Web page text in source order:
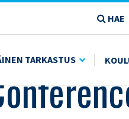
HAE
TARKASTUS